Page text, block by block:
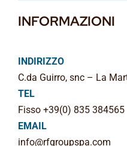
INFORMAZIONI
INDIRIZZO
C.da Guirro, snc – La
TEL
Fisso +39(0) 835 384565
EMAIL
info@rfgroupspa.com